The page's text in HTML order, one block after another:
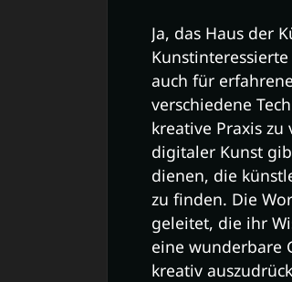
Ja, das Haus der
auch für
verschiedene
kreative Praxis
digitaler Kunst
dienen, die
zu finden. Die
geleitet, die ihr
eine wunderbare
kreativ